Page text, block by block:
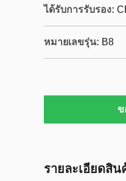
ได้รับการรับรอง:
หมายเลขรุ่น: B8
ข
รายละเอียดสิน